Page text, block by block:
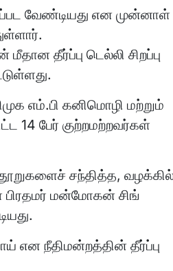
வேண்டியது என முன்னாள்
தீர்ப்பு டெல்லி சிறப்பு
எம்.பி கனிமொழி மற்றும்
14 பேர் குற்றமற்றவர்கள்
சந்தித்த,
பிரதமர் மன்மோகன் சிங்
என நீதிமன்றத்தின் தீர்ப்பு